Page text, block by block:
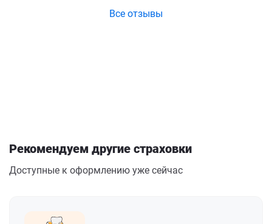
Все отзывы
Рекомендуем другие страховки
Доступные к оформлению уже сейчас